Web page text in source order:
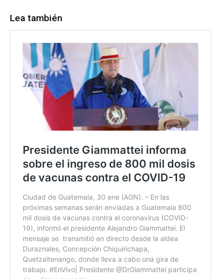
Lea también